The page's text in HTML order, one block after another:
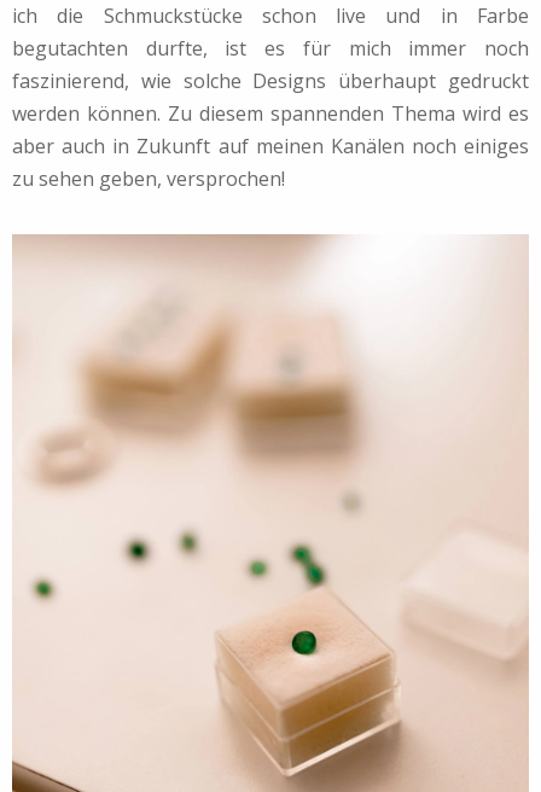
ich die Schmuckstücke schon live und in Farbe
begutachten durfte, ist es für mich immer noch
faszinierend, wie solche Designs überhaupt gedruckt
werden können. Zu diesem spannenden Thema wird es
aber auch in Zukunft auf meinen Kanälen noch einiges
zu sehen geben, versprochen!